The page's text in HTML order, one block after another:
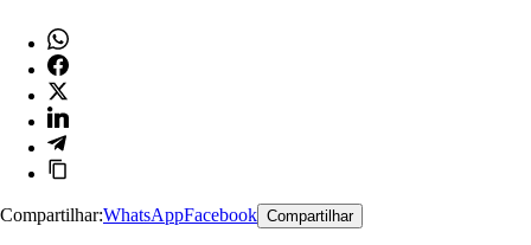
Compartilhar:WhatsAppFacebook Compartilhar